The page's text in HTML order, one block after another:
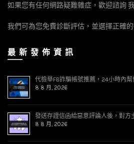
如果您有任何網路疑難雜症，歡迎諮詢
我們可為您免費診斷評估，並選擇正確
最 新 發 佈 資 訊
代檢舉FB詐騙帳號推薦，24小時內
8 8 月, 2026
發送存證信函給惡意評論人後，對方
8 8 月, 2026